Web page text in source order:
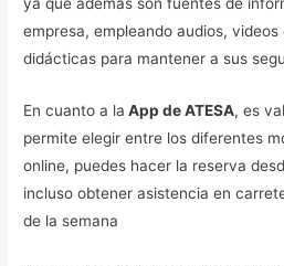
ya que además son fuentes de
empresa, empleando audios,
didácticas para mantener a sus
En cuanto a la App de ATESA, es
permite elegir entre los diferentes
online, puedes hacer la reserva
incluso obtener asistencia en
de la semana